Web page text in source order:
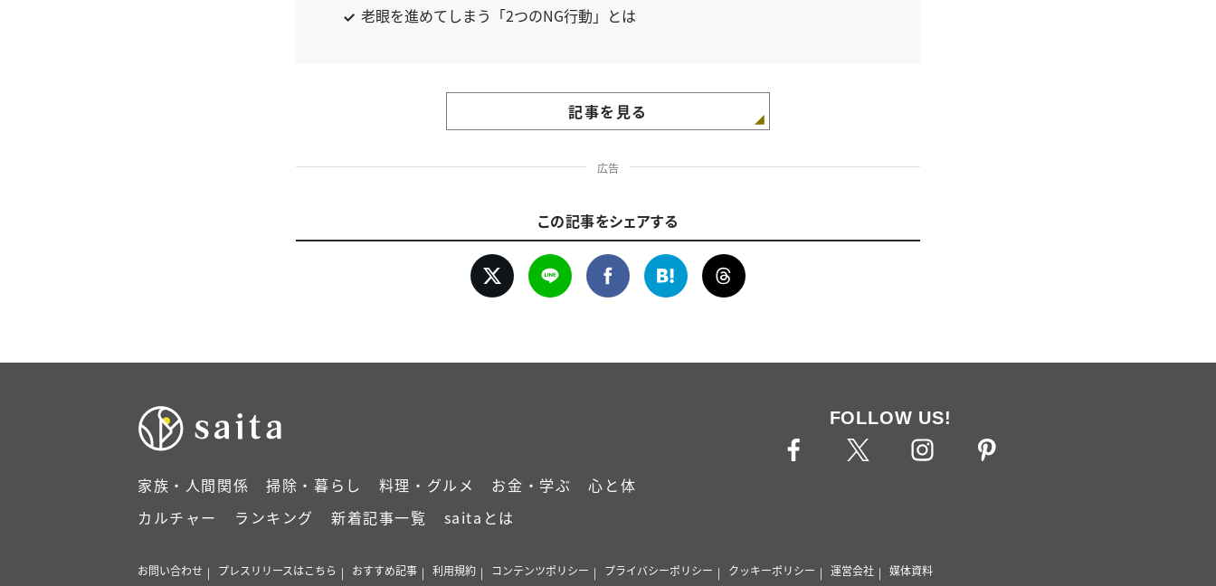
老眼を進めてしまう「2つのNG行動」とは
記事を見る
広告
この記事をシェアする
家族・人間関係 掃除・暮らし 料理・グルメ お金・学ぶ
心と体
カルチャー
ランキング 新着記事一覧 saitaとは
FOLLOW US!
お問い合わせ プレスリリースはこちら おすすめ記事 利用規約 コンテンツポリシー プライバシーポリシー クッキーポリシー 運営会社 媒体資料